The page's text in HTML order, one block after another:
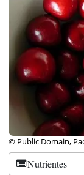
© Public Domain,
Nutrientes